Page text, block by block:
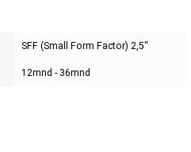
SFF (Small Form Factor) 2,5"
12mnd - 36mnd